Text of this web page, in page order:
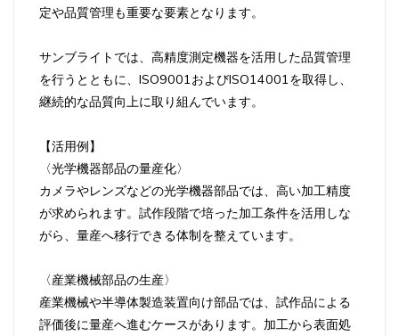
定や品質管理も重要な要素となります。
サンブライトでは、高精度測定機器を活用した品質管理
を行うとともに、ISO9001およびISO14001を取得し、
継続的な品質向上に取り組んでいます。
【活用例】
〈光学機器部品の量産化〉
カメラやレンズなどの光学機器部品では、高い加工精度
が求められます。試作段階で培った加工条件を活用しな
がら、量産へ移行できる体制を整えています。
〈産業機械部品の生産〉
産業機械や半導体製造装置向け部品では、試作品による
評価後に量産へ進むケースがあります。加工から表面処